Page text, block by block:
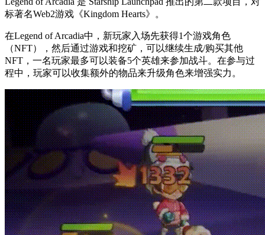
标著名Web2游戏《Kingdom Hearts》。
在Legend of Arcadia中，新玩家入场先获得1个游戏角色
（NFT），然后通过游戏和挖矿，可以继续生成/购买其他
NFT，一名玩家最多可以装备5个英雄来参加战斗。在参与过
程中，玩家可以收集额外的物品来升级角色来增强实力。